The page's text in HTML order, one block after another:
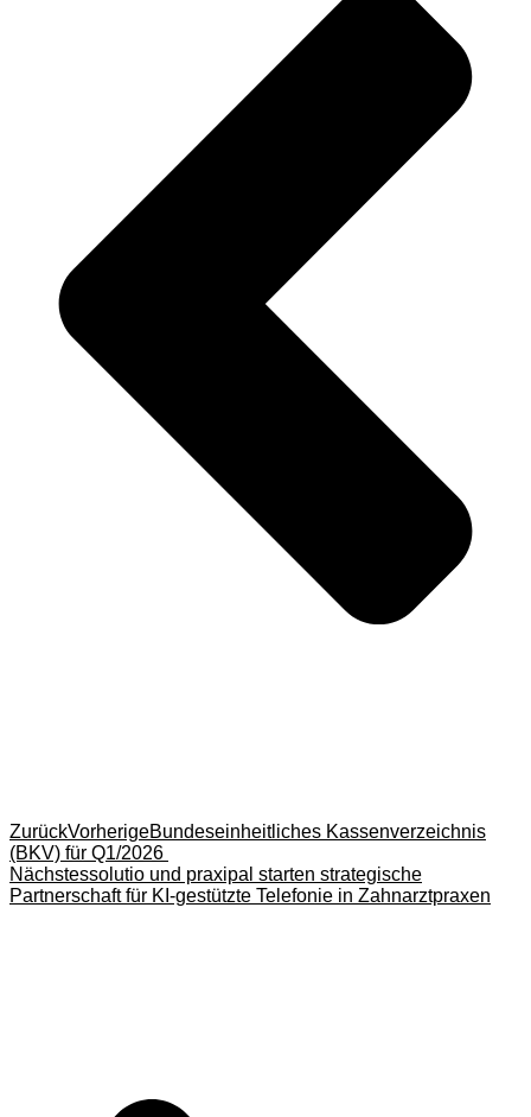
ZurückVorherigeBundeseinheitliches Kassenverzeichnis
(BKV) für Q1/2026
Nächstessolutio und praxipal starten strategische
Partnerschaft für KI-gestützte Telefonie in Zahnarztpraxen